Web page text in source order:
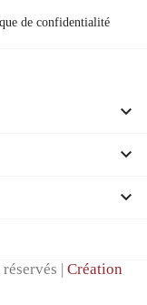
de confidentialité



| Création